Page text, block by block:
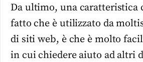
Da ultimo, una caratteristica
fatto che è utilizzato da
di siti web, è che è molto
in cui chiedere aiuto ad altri